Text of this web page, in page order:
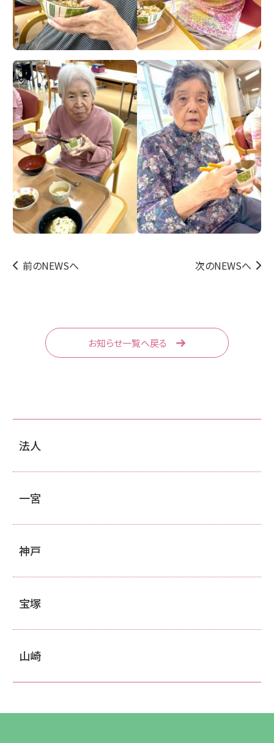
前のNEWSへ 次のNEWSへ
お知らせ一覧へ戻る
法人
一宮
神戸
宝塚
山崎